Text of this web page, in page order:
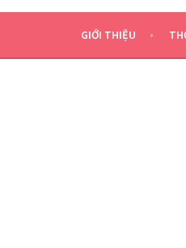
GIỚI THIỆU